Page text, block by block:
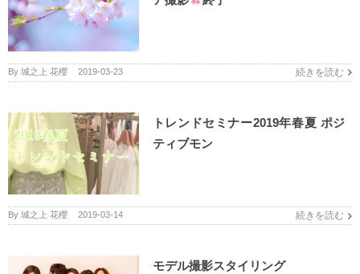
By 城之上 花櫻 2019-03-23 続きを読む
トレンドセミナー2019年春夏 ポジ
ティブモン
By 城之上 花櫻 2019-03-14 続きを読む
モデル撮影スタイリング